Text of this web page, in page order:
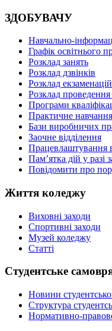
ЗДОБУВАЧУ
Навчально-
Графік освітнього
Розклад занять
Розклад дзвінків
Розклад
Розклад проведення
Програми
Практичне навчання
Бази виробничих
Заочне відділення
Працевлаштування
Пам’ятка дій у разі
Повідомити про
Життя коледжу
Виховні заходи
Спортивні заходи
Музей коледжу
Статті
Студентське
Новини
Структура
Нормативно-